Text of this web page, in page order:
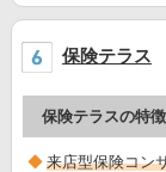
保険テラス
保険テラスの特徴
来店型保険コン